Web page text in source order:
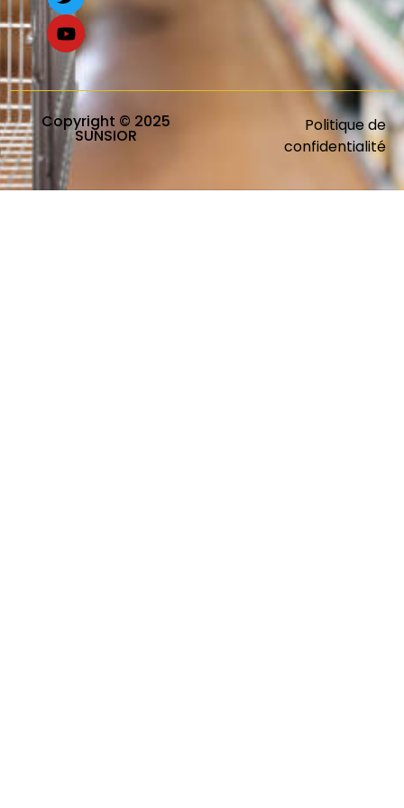
Copyright © 2025
SUNSIOR
Politique de
confidentialité